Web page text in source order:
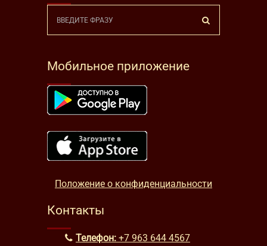
Мобильное приложение
Положение о конфиденциальности
Контакты
Телефон: +7 963 644 4567